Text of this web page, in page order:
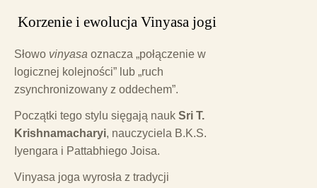
Korzenie i ewolucja Vinyasa jogi
Słowo vinyasa oznacza „połączenie w
logicznej kolejności” lub „ruch
zsynchronizowany z oddechem”.
Początki tego stylu sięgają nauk Sri T.
Krishnamacharyi, nauczyciela B.K.S.
Iyengara i Pattabhiego Joisa.
Vinyasa joga wyrosła z tradycji